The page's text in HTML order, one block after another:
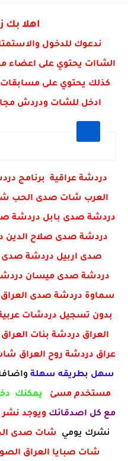
اهلا بك
ندعوك للدخول
الشاات يحتوي على اعضاء
كذلك يحتوي على مسابقات
ادخل للشات ودردش
دردشة عراقية برنامج
العرب شات صدى الحب
دردشة صدى بابل دردشة
دردشة صدى صلاح
صدى اربيل دردشة صدى
دردشة صدى ميسان
سماوة دردشة صدى
بدون تسجيل دردشات
العراق دردشة بنات
عراق دردشة روح العراق
سهل بطريقه سهلة
مستخدم مسئ يمكنك
مع كل اصدقائك ويوجد
نشرك يومي شات صدى
شات صبايا العراق